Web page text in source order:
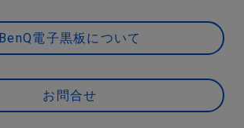
BenQ電子黒板について
お問合せ